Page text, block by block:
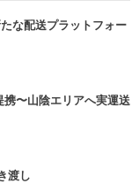
な配送プラットフォー
〜山陰エリアへ実運送
渡し